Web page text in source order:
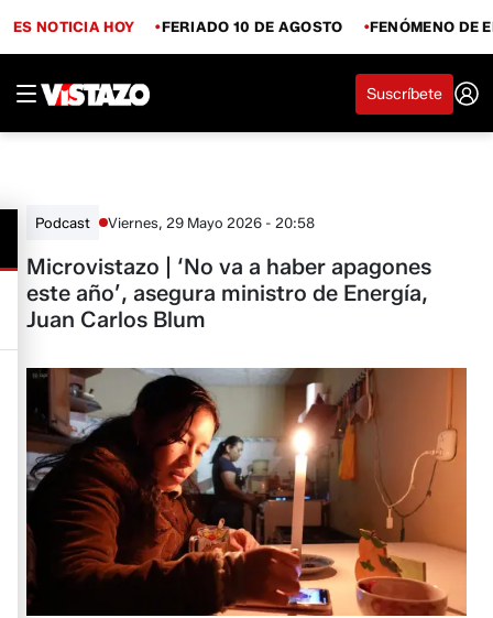
ES NOTICIA HOY FERIADO 10 DE AGOSTO FENÓMENO DE
Suscríbete
Podcast Viernes, 29 Mayo 2026 - 20:58
Microvistazo | ‘No va a haber apagones
este año’, asegura ministro de Energía,
Juan Carlos Blum